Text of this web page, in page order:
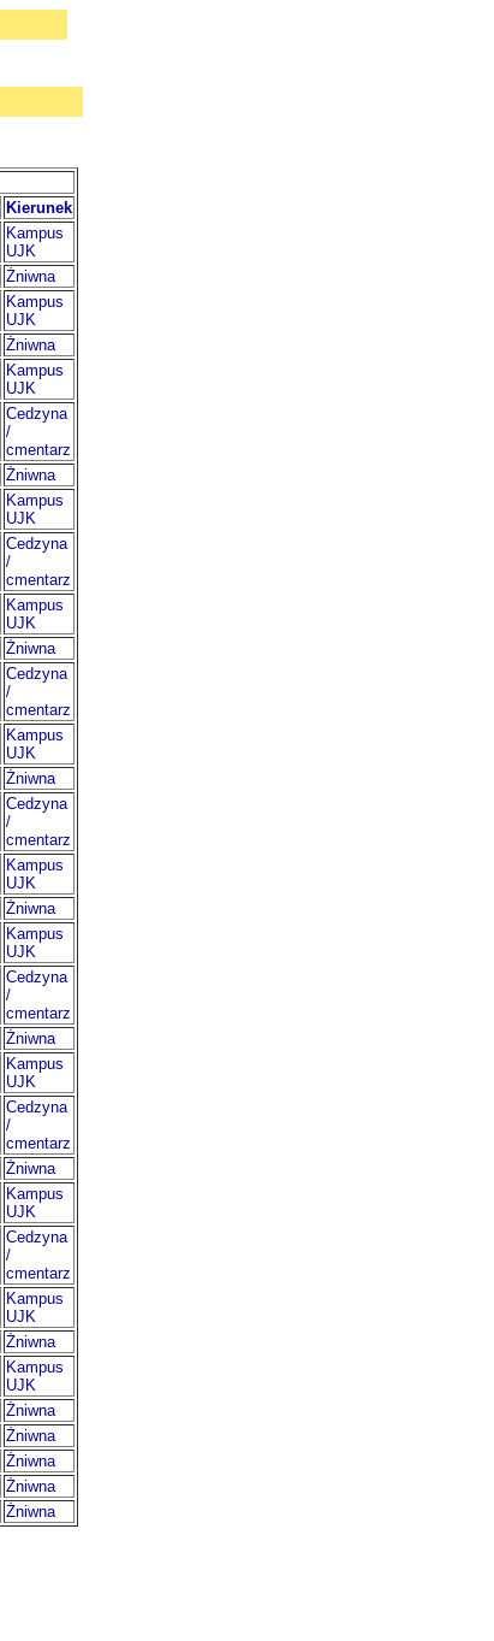
Kierunek
Kampus
UJK
Żniwna
Kampus
UJK
Żniwna
Kampus
UJK
Cedzyna
/
cmentarz
Żniwna
Kampus
UJK
Cedzyna
/
cmentarz
Kampus
UJK
Żniwna
Cedzyna
/
cmentarz
Kampus
UJK
Żniwna
Cedzyna
/
cmentarz
Kampus
UJK
Żniwna
Kampus
UJK
Cedzyna
/
cmentarz
Żniwna
Kampus
UJK
Cedzyna
/
cmentarz
Żniwna
Kampus
UJK
Cedzyna
/
cmentarz
Kampus
UJK
Żniwna
Kampus
UJK
Żniwna
Żniwna
Żniwna
Żniwna
Żniwna